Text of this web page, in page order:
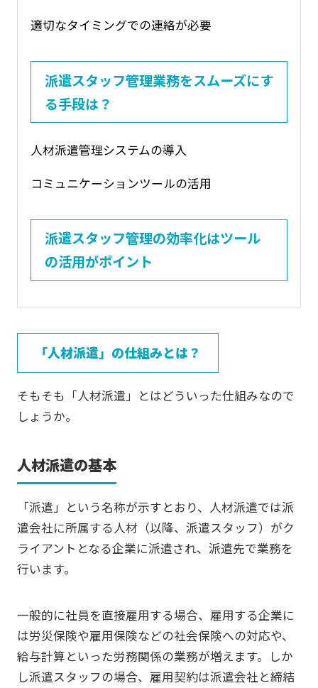
適切なタイミングでの連絡が必要
派遣スタッフ管理業務をスムーズにす
る手段は？
人材派遣管理システムの導入
コミュニケーションツールの活用
派遣スタッフ管理の効率化はツール
の活用がポイント
「人材派遣」の仕組みとは？
そもそも「人材派遣」とはどういった仕組みなので
しょうか。
人材派遣の基本
「派遣」という名称が示すとおり、人材派遣では派
遣会社に所属する人材（以降、派遣スタッフ）がク
ライアントとなる企業に派遣され、派遣先で業務を
行います。
一般的に社員を直接雇用する場合、雇用する企業に
は労災保険や雇用保険などの社会保険への対応や、
給与計算といった労務関係の業務が増えます。しか
し派遣スタッフの場合、雇用契約は派遣会社と締結